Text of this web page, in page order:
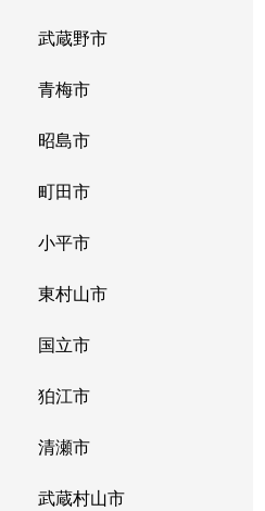
武蔵野市
青梅市
昭島市
町田市
小平市
東村山市
国立市
狛江市
清瀬市
武蔵村山市